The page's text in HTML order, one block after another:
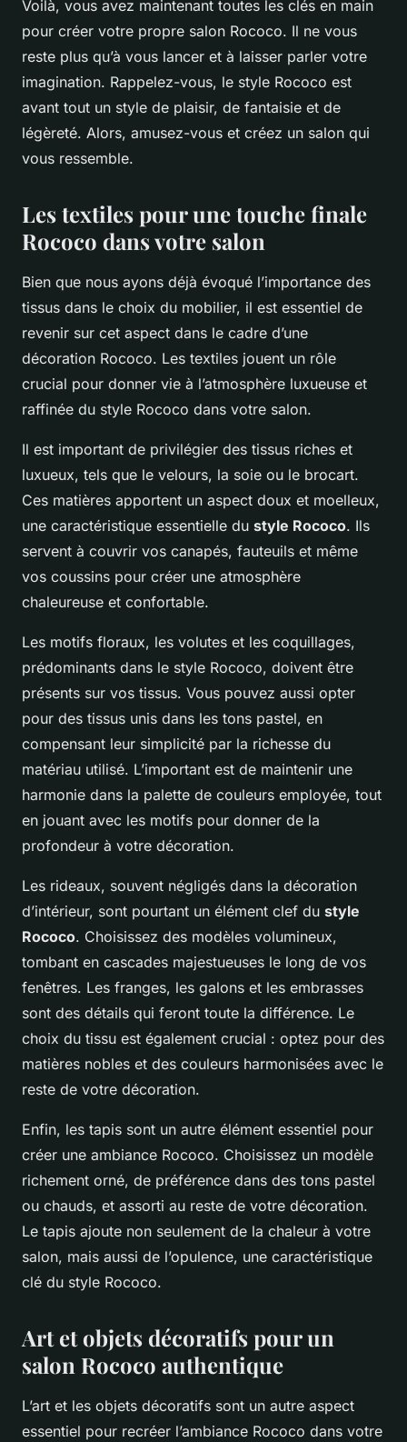
Voilà, vous avez maintenant toutes les clés en main
pour créer votre propre salon Rococo. Il ne vous
reste plus qu’à vous lancer et à laisser parler votre
imagination. Rappelez-vous, le style Rococo est
avant tout un style de plaisir, de fantaisie et de
légèreté. Alors, amusez-vous et créez un salon qui
vous ressemble.
Les textiles pour une touche finale
Rococo dans votre salon
Bien que nous ayons déjà évoqué l’importance des
tissus dans le choix du mobilier, il est essentiel de
revenir sur cet aspect dans le cadre d’une
décoration Rococo. Les textiles jouent un rôle
crucial pour donner vie à l’atmosphère luxueuse et
raffinée du style Rococo dans votre salon.
Il est important de privilégier des tissus riches et
luxueux, tels que le velours, la soie ou le brocart.
Ces matières apportent un aspect doux et moelleux,
une caractéristique essentielle du style Rococo. Ils
servent à couvrir vos canapés, fauteuils et même
vos coussins pour créer une atmosphère
chaleureuse et confortable.
Les motifs floraux, les volutes et les coquillages,
prédominants dans le style Rococo, doivent être
présents sur vos tissus. Vous pouvez aussi opter
pour des tissus unis dans les tons pastel, en
compensant leur simplicité par la richesse du
matériau utilisé. L’important est de maintenir une
harmonie dans la palette de couleurs employée, tout
en jouant avec les motifs pour donner de la
profondeur à votre décoration.
Les rideaux, souvent négligés dans la décoration
d’intérieur, sont pourtant un élément clef du style
Rococo. Choisissez des modèles volumineux,
tombant en cascades majestueuses le long de vos
fenêtres. Les franges, les galons et les embrasses
sont des détails qui feront toute la différence. Le
choix du tissu est également crucial : optez pour des
matières nobles et des couleurs harmonisées avec le
reste de votre décoration.
Enfin, les tapis sont un autre élément essentiel pour
créer une ambiance Rococo. Choisissez un modèle
richement orné, de préférence dans des tons pastel
ou chauds, et assorti au reste de votre décoration.
Le tapis ajoute non seulement de la chaleur à votre
salon, mais aussi de l’opulence, une caractéristique
clé du style Rococo.
Art et objets décoratifs pour un
salon Rococo authentique
L’art et les objets décoratifs sont un autre aspect
essentiel pour recréer l’ambiance Rococo dans votre